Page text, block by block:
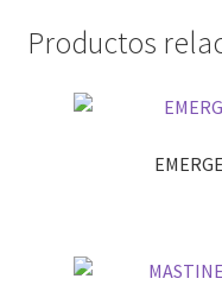
Productos